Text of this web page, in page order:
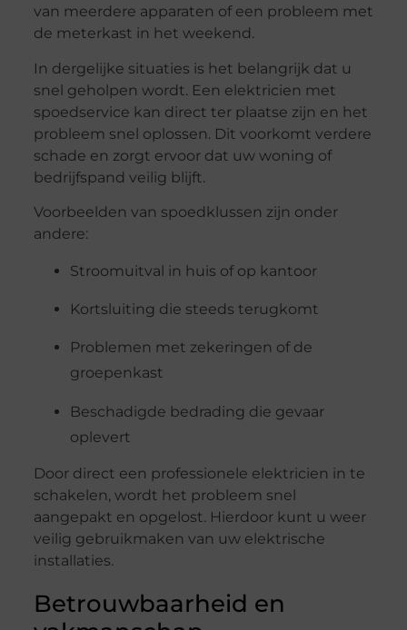
van meerdere apparaten of een probleem met
de meterkast in het weekend.
In dergelijke situaties is het belangrijk dat u
snel geholpen wordt. Een elektricien met
spoedservice kan direct ter plaatse zijn en het
probleem snel oplossen. Dit voorkomt verdere
schade en zorgt ervoor dat uw woning of
bedrijfspand veilig blijft.
Voorbeelden van spoedklussen zijn onder
andere:
Stroomuitval in huis of op kantoor
Kortsluiting die steeds terugkomt
Problemen met zekeringen of de
groepenkast
Beschadigde bedrading die gevaar
oplevert
Door direct een professionele elektricien in te
schakelen, wordt het probleem snel
aangepakt en opgelost. Hierdoor kunt u weer
veilig gebruikmaken van uw elektrische
installaties.
Betrouwbaarheid en